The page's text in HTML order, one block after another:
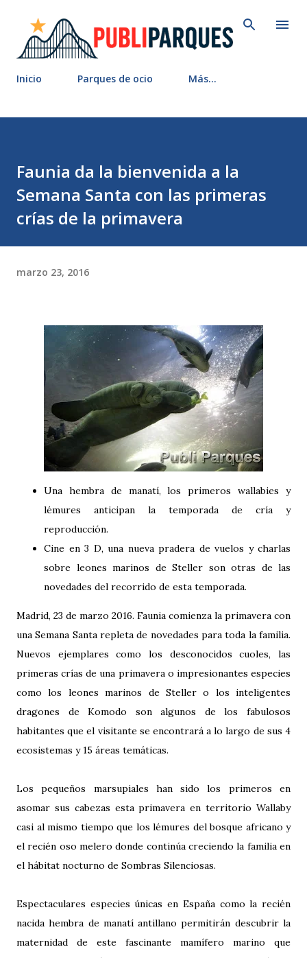
Inicio Parques de ocio Más…
Faunia da la bienvenida a la
Semana Santa con las primeras
crías de la primavera
marzo 23, 2016
Una hembra de manatí, los primeros wallabies y
lémures anticipan la temporada de cría y
reproducción.
Cine en 3 D, una nueva pradera de vuelos y charlas
sobre leones marinos de Steller son otras de las
novedades del recorrido de esta temporada.
Madrid, 23 de marzo 2016. Faunia comienza la primavera con
una Semana Santa repleta de novedades para toda la familia.
Nuevos ejemplares como los desconocidos cuoles, las
primeras crías de una primavera o impresionantes especies
como los leones marinos de Steller o los inteligentes
dragones de Komodo son algunos de los fabulosos
habitantes que el visitante se encontrará a lo largo de sus 4
ecosistemas y 15 áreas temáticas.
Los pequeños marsupiales han sido los primeros en
asomar sus cabezas esta primavera en territorio Wallaby
casi al mismo tiempo que los lémures del bosque africano y
el recién oso melero donde continúa creciendo la familia en
el hábitat nocturno de Sombras Silenciosas.
Espectaculares especies únicas en España como la recién
nacida hembra de manatí antillano permitirán descubrir la
maternidad de este fascinante mamífero marino que